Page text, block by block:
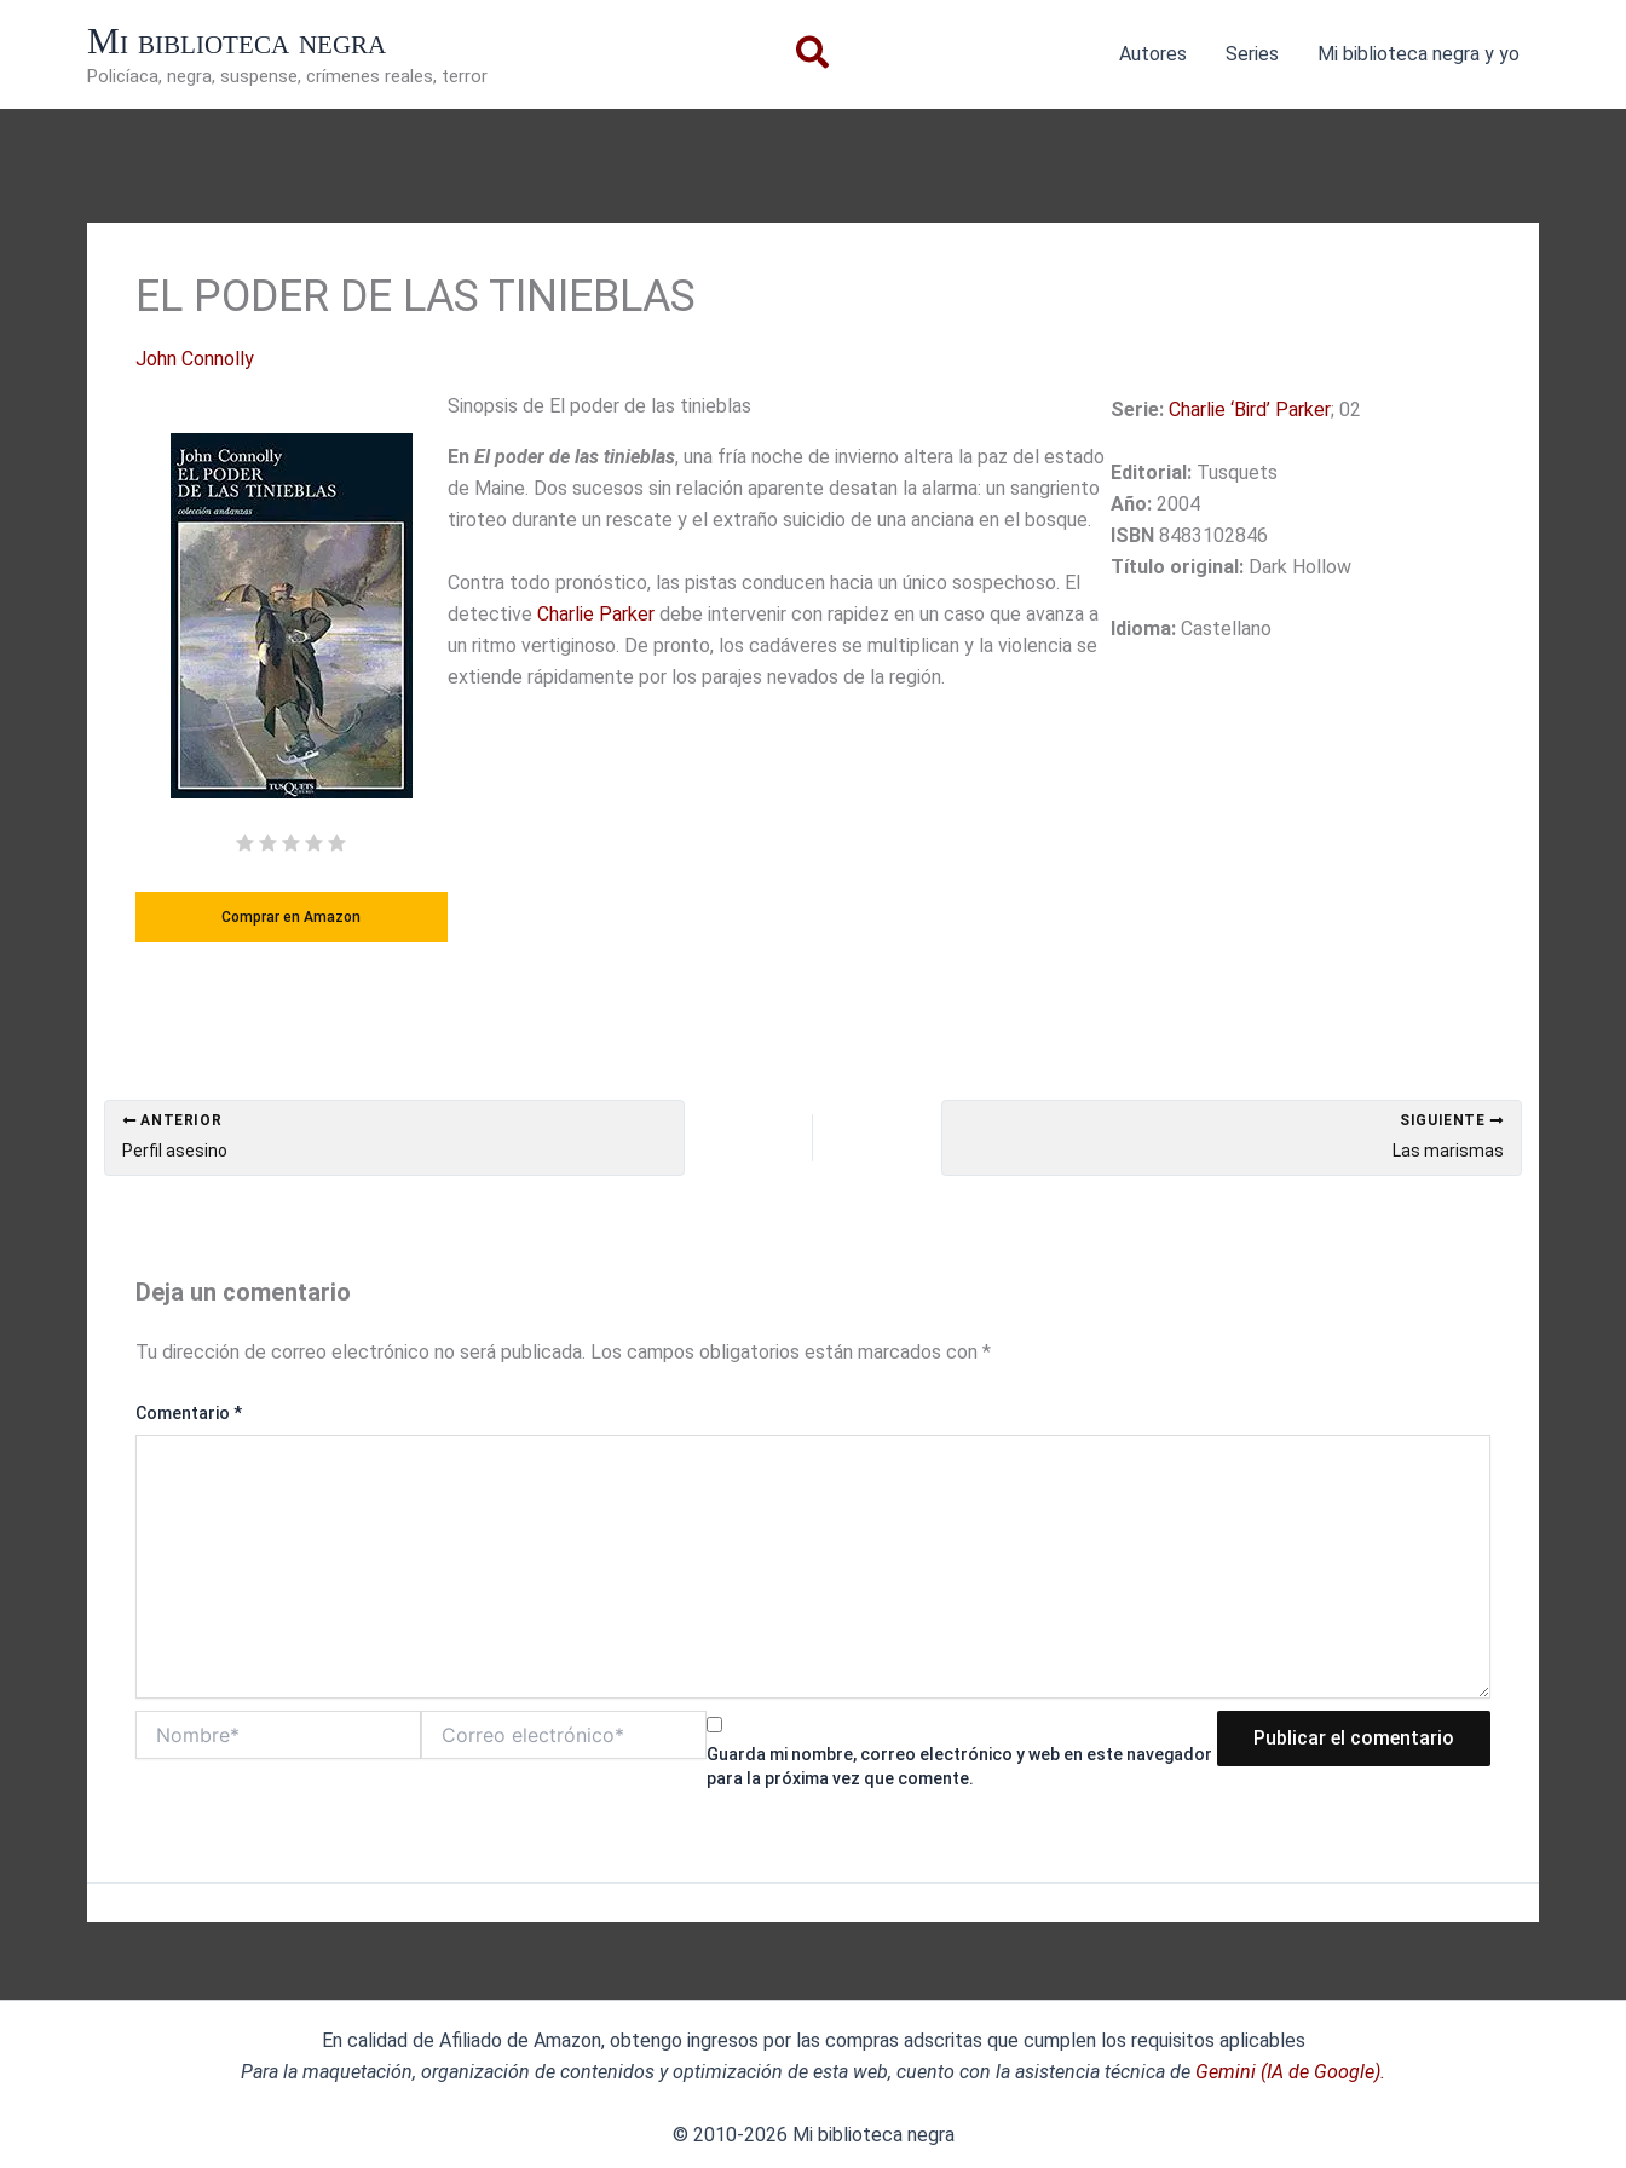
Mi biblioteca negra
Policíaca, negra, suspense, crímenes reales, terror
Autores Series Mi biblioteca negra y yo
EL PODER DE LAS TINIEBLAS
John Connolly
Comprar en Amazon
Sinopsis de El poder de las tinieblas
En El poder de las tinieblas, una fría noche de invierno altera la paz del estado
de Maine. Dos sucesos sin relación aparente desatan la alarma: un sangriento
tiroteo durante un rescate y el extraño suicidio de una anciana en el bosque.
Contra todo pronóstico, las pistas conducen hacia un único sospechoso. El
detective Charlie Parkerdebe intervenir con rapidez en un caso que avanza a
un ritmo vertiginoso. De pronto, los cadáveres se multiplican y la violencia se
extiende rápidamente por los parajes nevados de la región.
Serie:Charlie ‘Bird’ Parker; 02
Editorial: Tusquets
Año: 2004
ISBN 8483102846
Título original: Dark Hollow
Idioma: Castellano
ANTERIOR
Perfil asesino
SIGUIENTE
Las marismas
Deja un comentario
Tu dirección de correo electrónico no será publicada. Los campos obligatorios están marcados con *
Comentario *
electrónico*
Guarda mi nombre, correo electrónico y web en este navegador
para la próxima vez que comente.
En calidad de Afiliado de Amazon, obtengo ingresos por las compras adscritas que cumplen los requisitos aplicables
Para la maquetación, organización de contenidos y optimización de esta web, cuento con la asistencia técnica de Gemini (IA de Google).
© 2010-2026 Mi biblioteca negra